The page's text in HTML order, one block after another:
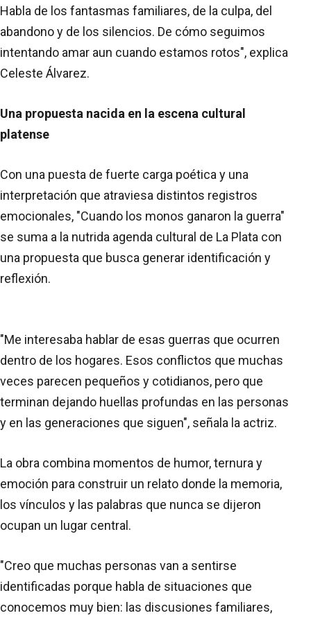
Habla de los fantasmas familiares, de la culpa, del
abandono y de los silencios. De cómo seguimos
intentando amar aun cuando estamos rotos", explica
Celeste Álvarez.
Una propuesta nacida en la escena cultural
platense
Con una puesta de fuerte carga poética y una
interpretación que atraviesa distintos registros
emocionales, "Cuando los monos ganaron la guerra"
se suma a la nutrida agenda cultural de La Plata con
una propuesta que busca generar identificación y
reflexión.
"Me interesaba hablar de esas guerras que ocurren
dentro de los hogares. Esos conflictos que muchas
veces parecen pequeños y cotidianos, pero que
terminan dejando huellas profundas en las personas
y en las generaciones que siguen", señala la actriz.
La obra combina momentos de humor, ternura y
emoción para construir un relato donde la memoria,
los vínculos y las palabras que nunca se dijeron
ocupan un lugar central.
"Creo que muchas personas van a sentirse
identificadas porque habla de situaciones que
conocemos muy bien: las discusiones familiares,